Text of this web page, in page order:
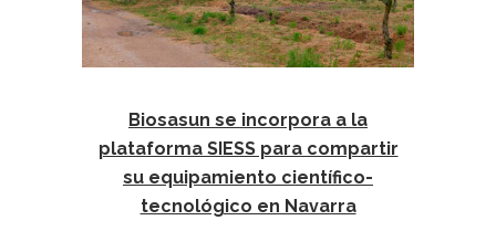
Biosasun se incorpora a la
plataforma SIESS para compartir
su equipamiento científico-
tecnológico en Navarra